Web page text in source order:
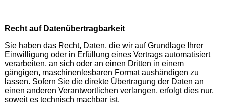
Recht auf Datenübertragbarkeit
Sie haben das Recht, Daten, die wir auf Grundlage Ihrer
Einwilligung oder in Erfüllung eines Vertrags automatisiert
verarbeiten, an sich oder an einen Dritten in einem
gängigen, maschinenlesbaren Format aushändigen zu
lassen. Sofern Sie die direkte Übertragung der Daten an
einen anderen Verantwortlichen verlangen, erfolgt dies nur,
soweit es technisch machbar ist.